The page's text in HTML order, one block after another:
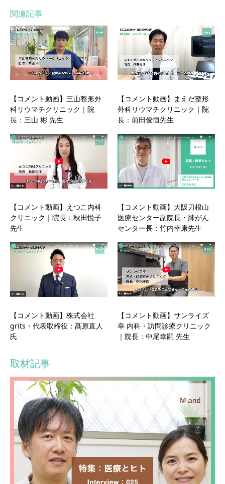
関連記事
【コメント動画】三山整形外
科リウマチクリニック｜院
長：三山 彬 先生
【コメント動画】まえだ整形
外科リウマチクリニック｜院
長：前田俊恒先生
【コメント動画】えつこ内科
クリニック｜院長：秋田悦子
先生
【コメント動画】大阪刀根山
医療センター副院長・肺がん
センター長：竹内幸康先生
【コメント動画】株式会社
grits・代表取締役：髙原直人
氏
【コメント動画】サンライズ
幸 内科・訪問診療クリニック
｜院長：中尾幸嗣 先生
取材記事